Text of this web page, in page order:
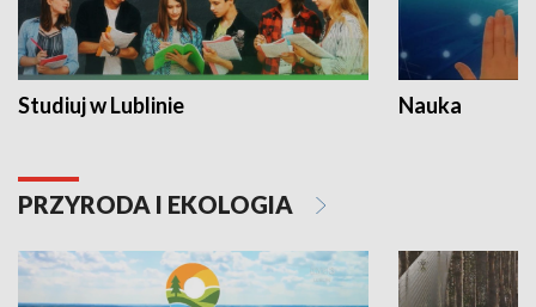
Studiuj w Lublinie Nauka
PRZYRODA I EKOLOGIA